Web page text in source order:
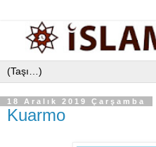
18 Aralık 2019 Çarşamba
Kuarmo